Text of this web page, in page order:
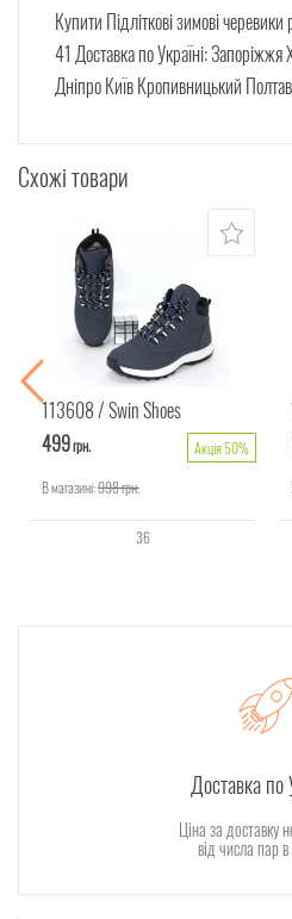
Купити Підліткові зимові
41 Доставка по Україні:
Дніпро Київ Кропивницький
Схожі товари
113608 Swin Shoes
499грн.
Акція 50%
В магазині:998грн.
36
Доставка по
Ціна за доставку
від числа пар в